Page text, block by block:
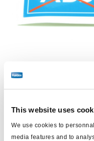
This website uses
We use cookies to
media features and to
Preis:
Loggen Sie sich ein, um
bestellen.